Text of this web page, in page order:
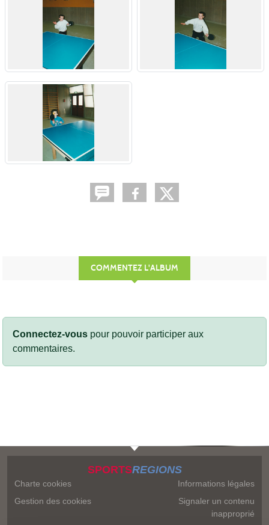
COMMENTEZ L'ALBUM
Connectez-vous pour pouvoir participer aux
commentaires.
SPORTSREGIONS
Charte cookies
Gestion des cookies
Informations légales
Signaler un contenu
inapproprié